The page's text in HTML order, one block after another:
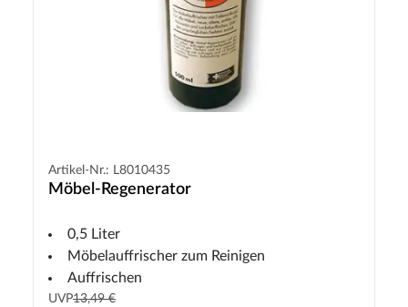
Artikel-Nr.: L8010435
Möbel-Regenerator
0,5 Liter
Möbelauffrischer zum Reinigen
Auffrischen
UVP13,49 €